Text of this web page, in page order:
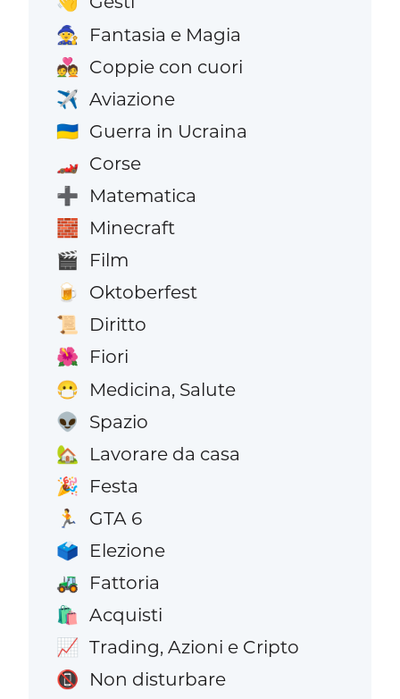
🧙 Fantasia e Magia
💑 Coppie con cuori
✈️ Aviazione
🇺🇦 Guerra in Ucraina
🏎️ Corse
➕ Matematica
🧱 Minecraft
🎬 Film
🍺 Oktoberfest
📜 Diritto
🌺 Fiori
😷 Medicina, Salute
👽 Spazio
🏡 Lavorare da casa
🎉 Festa
🏃 GTA 6
🗳️ Elezione
🚜 Fattoria
🛍️ Acquisti
📈 Trading, Azioni e Cripto
📵 Non disturbare